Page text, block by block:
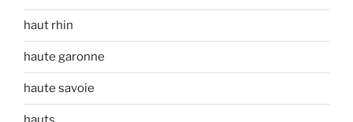
haut rhin
haute garonne
haute savoie